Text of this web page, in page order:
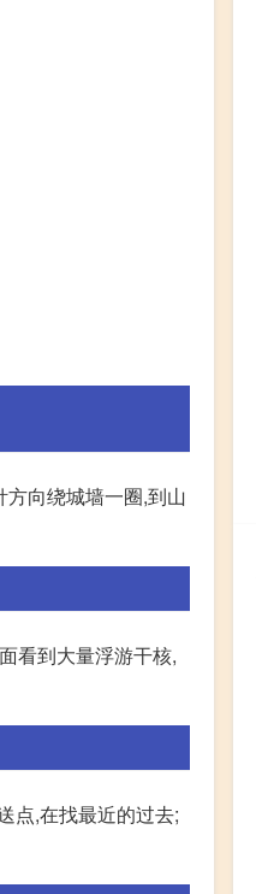
向绕城墙一圈,到山
看到大量浮游干核,
点,在找最近的过去;